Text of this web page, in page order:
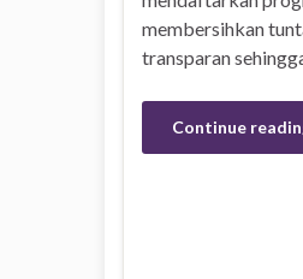
membersihkan
transparan
Continue